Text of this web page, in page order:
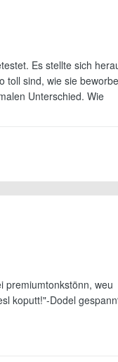
Es stellte sich
toll sind, wie sie
Unterschied. Wie
premiumtonkstönn, weu
koputt!"-Dodel